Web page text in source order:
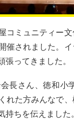
コミュニティー
催されました。
張ってきました。
長さん、徳和小
れた方みんなで
持ちを伝えました